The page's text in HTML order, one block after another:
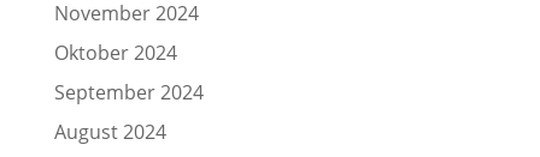
November 2024
Oktober 2024
September 2024
August 2024